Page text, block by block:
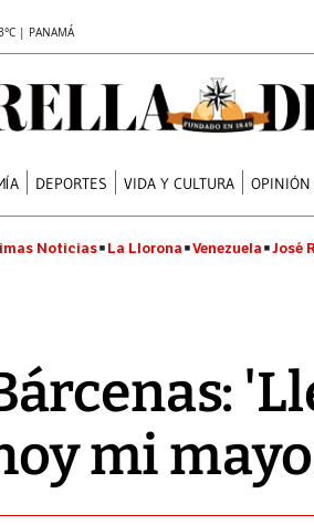
| PANAMÁ
DEPORTES VIDA Y CULTURA OPINIÓN
Noticias La Llorona Venezuela José
mi